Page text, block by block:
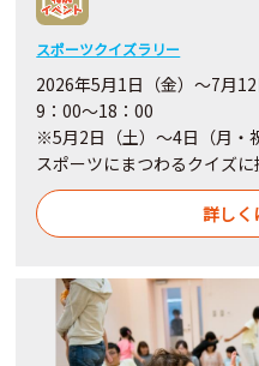
スポーツクイズラリー
2026年5月1日（金）～7月12
9：00～18：00
※5月2日（土）～4日 （月・
スポーツにまつわるクイズに
詳しく